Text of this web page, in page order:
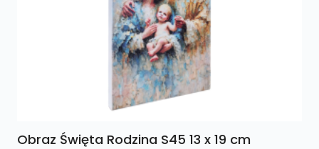
Obraz Święta Rodzina S45 13 x 19 cm